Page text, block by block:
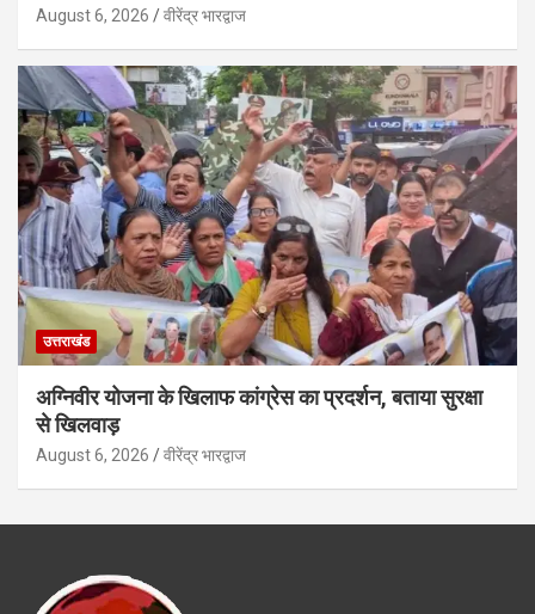
August 6, 2026 वीरेंद्र भारद्वाज
उत्तराखंड
अग्निवीर योजना के खिलाफ कांग्रेस का प्रदर्शन, बताया सुरक्षा
से खिलवाड़
August 6, 2026 वीरेंद्र भारद्वाज